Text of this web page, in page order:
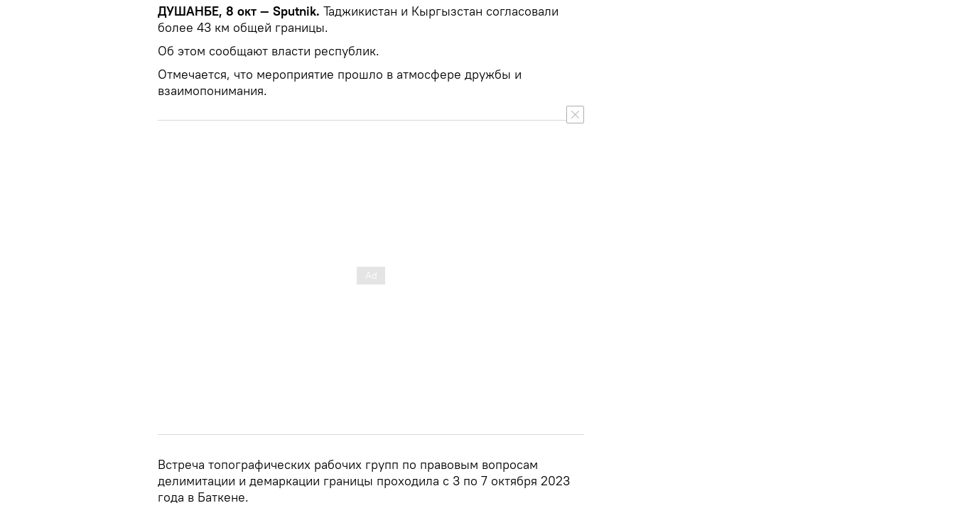
ДУШАНБЕ, 8 окт — Sputnik. Таджикистан и Кыргызстан согласовали
более 43 км общей границы.
Об этом сообщают власти республик.
Отмечается, что мероприятие прошло в атмосфере дружбы и
взаимопонимания.
Встреча топографических рабочих групп по правовым вопросам
делимитации и демаркации границы проходила с 3 по 7 октября 2023
года в Баткене.